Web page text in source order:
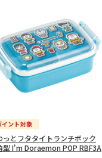
っとフタタイトランチボック
型 I'm Doraemon POP RBF3A